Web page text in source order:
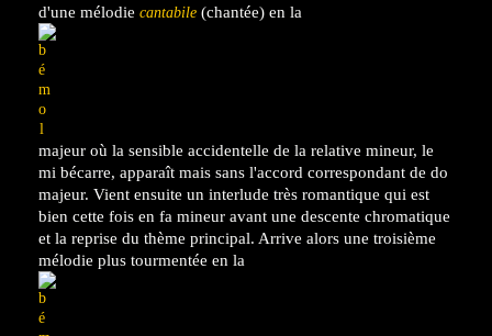
d'une mélodie cantabile (chantée) en la
majeur où la sensible accidentelle de la relative mineur, le
mi bécarre, apparaît mais sans l'accord correspondant de do
majeur. Vient ensuite un interlude très romantique qui est
bien cette fois en fa mineur avant une descente chromatique
et la reprise du thème principal. Arrive alors une troisième
mélodie plus tourmentée en la